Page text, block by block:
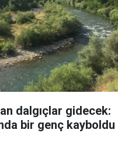
dalgıçlar gidecek:
bir genç kayboldu